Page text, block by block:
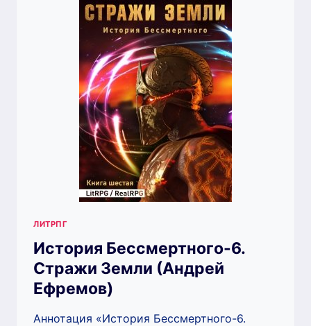
ЛИТРПГ
История Бессмертного-6.
Стражи Земли (Андрей
Ефремов)
Аннотация «История Бессмертного-6.